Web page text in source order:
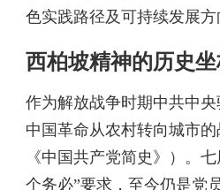
色实践路径及可持续发展方
西柏坡精神的历史
作为解放战争时期中共中
中国革命从农村转向城市的
《中国共产党简史》）。
个务必”要求，至今仍是党